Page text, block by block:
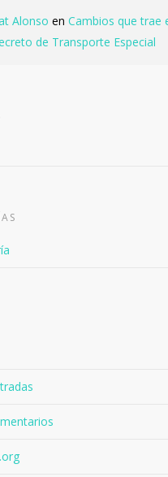
Alonso en Cambios que trae
de Transporte Especial